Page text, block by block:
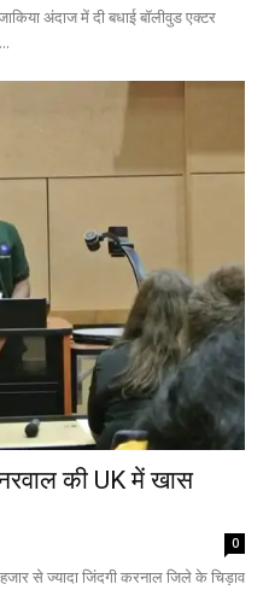
अंदाज में दी बधाई बॉलीवुड एक्टर
की UK में खास
0
से ज्यादा जिंदगी करनाल जिले के चिड़ाव